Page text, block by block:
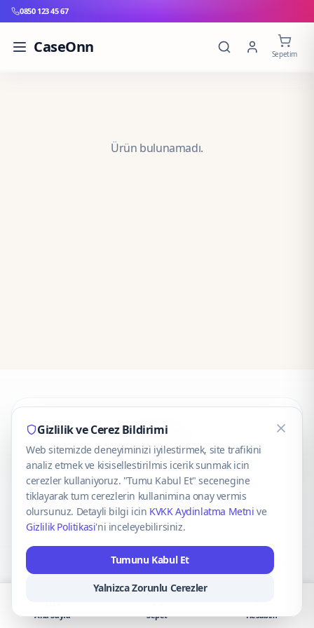
0850 123 45 67
CaseOnn Sepetim
Ürün bulunamadı.
CaseOnn
© 2025 CaseOnn. Tüm hakları saklıdır.
VISA Mastercard
Gizlilik ve Cerez Bildirimi
Web sitemizde deneyiminizi iyilestirmek, site trafikini
analiz etmek ve kisisellestirilmis icerik sunmak icin
cerezler kullaniyoruz. "Tumu Kabul Et" secenegine
tiklayarak tum cerezlerin kullanimina onay vermis
olursunuz. Detayli bilgi icin KVKK Aydinlatma Metni ve
Gizlilik Politikasi'ni inceleyebilirsiniz.
Tumunu Kabul Et
Yalnizca Zorunlu Cerezler
Ana Sayfa Sepet Hesabım